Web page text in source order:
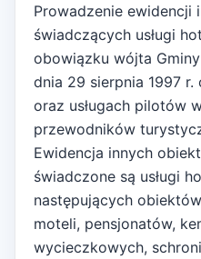
Prowadzenie ewidencji
świadczących usługi
obowiązku wójta
dnia 29 sierpnia 1997 r.
oraz usługach pilotów
przewodników
Ewidencja innych
świadczone są usługi
następujących
moteli, pensjonatów,
wycieczkowych,